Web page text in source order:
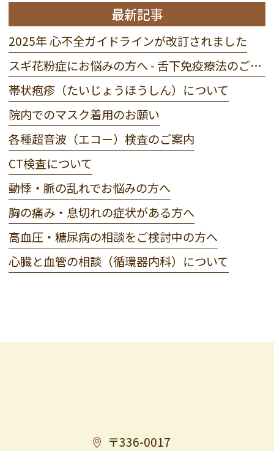
最新記事
2025年 心不全ガイドラインが改訂されました
スギ花粉症にお悩みの方へ - 舌下免疫療法のご案内
帯状疱疹（たいじょうほうしん）について
院内でのマスク着用のお願い
各種超音波（エコー）検査のご案内
CT検査について
動悸・脈の乱れでお悩みの方へ
胸の痛み・息切れの症状がある方へ
高血圧・糖尿病の相談をご検討中の方へ
心臓と血管の相談（循環器内科）について
〒336-0017